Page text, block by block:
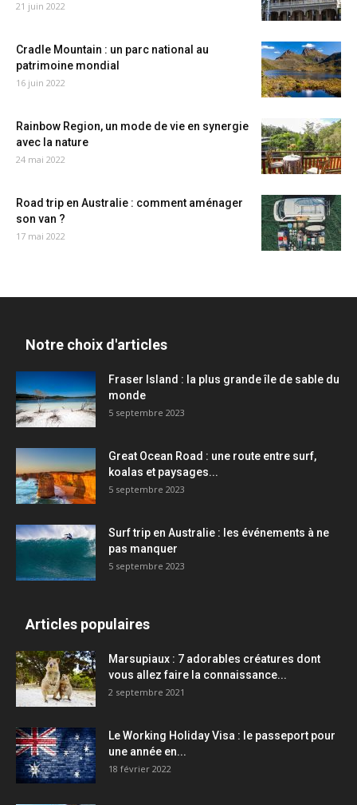
21 juin 2022
Cradle Mountain : un parc national au
patrimoine mondial
16 juin 2022
Rainbow Region, un mode de vie en synergie
avec la nature
24 mai 2022
Road trip en Australie : comment aménager
son van ?
17 mai 2022
Notre choix d'articles
Fraser Island : la plus grande île de sable du
monde
5 septembre 2023
Great Ocean Road : une route entre surf,
koalas et paysages...
5 septembre 2023
Surf trip en Australie : les événements à ne
pas manquer
5 septembre 2023
Articles populaires
Marsupiaux : 7 adorables créatures dont
vous allez faire la connaissance...
2 septembre 2021
Le Working Holiday Visa : le passeport pour
une année en...
18 février 2022